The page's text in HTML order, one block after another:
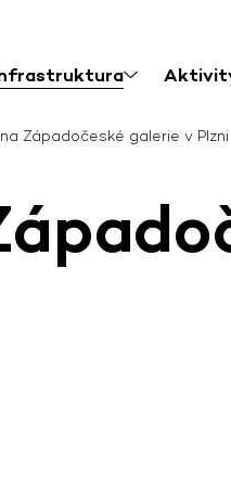
Západočeské galerie v Plzni